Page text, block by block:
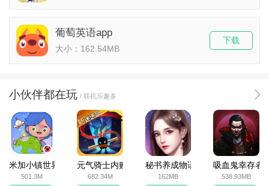
葡萄英语app
大小：162.54MB
下载
小伙伴都在玩 / 联机乐趣多
米加小镇世界2025官方版
501.3M
元气骑士内购破解版
682.34M
秘书养成物语
162MB
吸血鬼幸存者
538.93MB